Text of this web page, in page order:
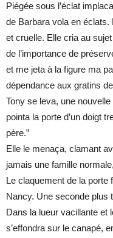
Piégée sous l’éclat
de Barbara vola en éclats.
et cruelle. Elle cria au sujet
de l’importance de
et me jeta à la figure ma
dépendance aux gratins
Tony se leva, une
pointa la porte d’un doigt
père.”
Elle le menaça, clamant
jamais une famille
Le claquement de la porte
Nancy. Une seconde plus
Dans la lueur vacillante et
s’effondra sur le canapé,